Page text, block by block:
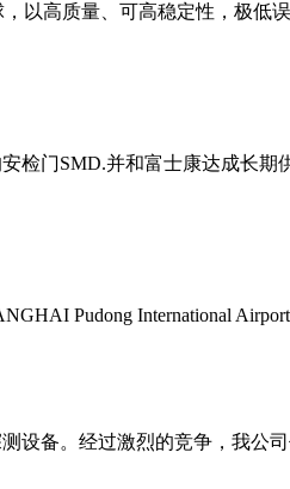
以高质量、可高稳定性，极低
检门SMD.并和富士康达成长期
Pudong International
备。经过激烈的竞争，我公